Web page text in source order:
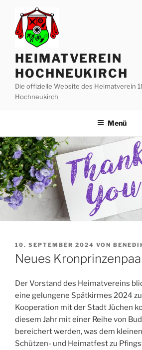
springen
HEIMATVEREIN
HOCHNEUKIRCH
Die offizielle Website des Heimatverein
Hochneukirch
Menü
VERÖFFENTLICHT
AM
10. SEPTEMBER 2024 VON
Neues
Der Vorstand des Heimatvereins
eine gelungene Spätkirmes 2024
Kooperation mit der Stadt Jüchen
diesem Jahr mit einer Reihe von
bereichert werden, was dem
Schützen- und Heimatfest zu